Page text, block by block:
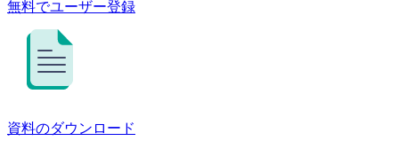
無料でユーザー登録
資料のダウンロード